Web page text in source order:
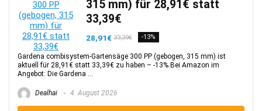
315 mm) für 28,91€ statt
33,39€
28,91€ 33,39€ -13%
Gardena combisystem-Gartensäge 300 PP (gebogen, 315 mm) ist
aktuell für 28,91€ statt 33,39€ zu haben – -13%.Bei Amazon im
Angebot: Die Gardena ...
Dealhai 4. August 2026